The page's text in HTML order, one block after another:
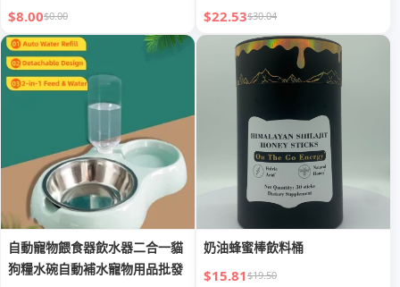
MOQ：10 件。請訂購 10 件或
以上
$8.00$0.00 $22.53$30.04
自動寵物餵食器飲水器二合一貓
狗糧水碗自動補水寵物用品批發
奶油蜂蜜棒飲料桶
$15.81$19.50